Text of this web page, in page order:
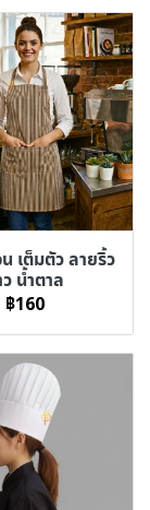
เต็มตัว ลายริ้ว
น้ำตาล
฿160